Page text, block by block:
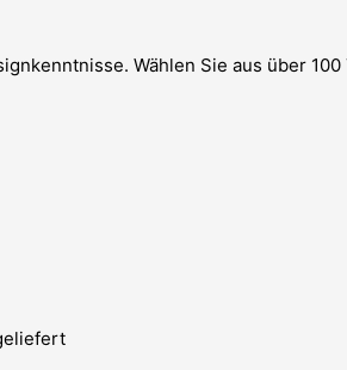
Wählen Sie aus über